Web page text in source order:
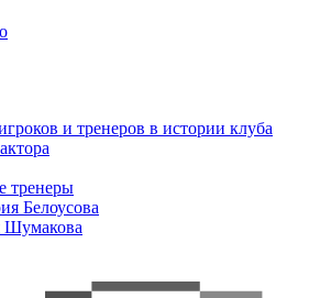
и тренеров в истории клуба
тренеры
Белоусова